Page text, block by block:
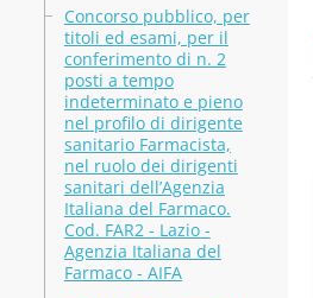
Concorso pubblico, per
titoli ed esami, per il
conferimento di n. 2
posti a tempo
indeterminato e pieno
nel profilo di dirigente
sanitario Farmacista,
nel ruolo dei dirigenti
sanitari dell’Agenzia
Italiana del Farmaco.
Cod. FAR2 - Lazio -
Agenzia Italiana del
Farmaco - AIFA